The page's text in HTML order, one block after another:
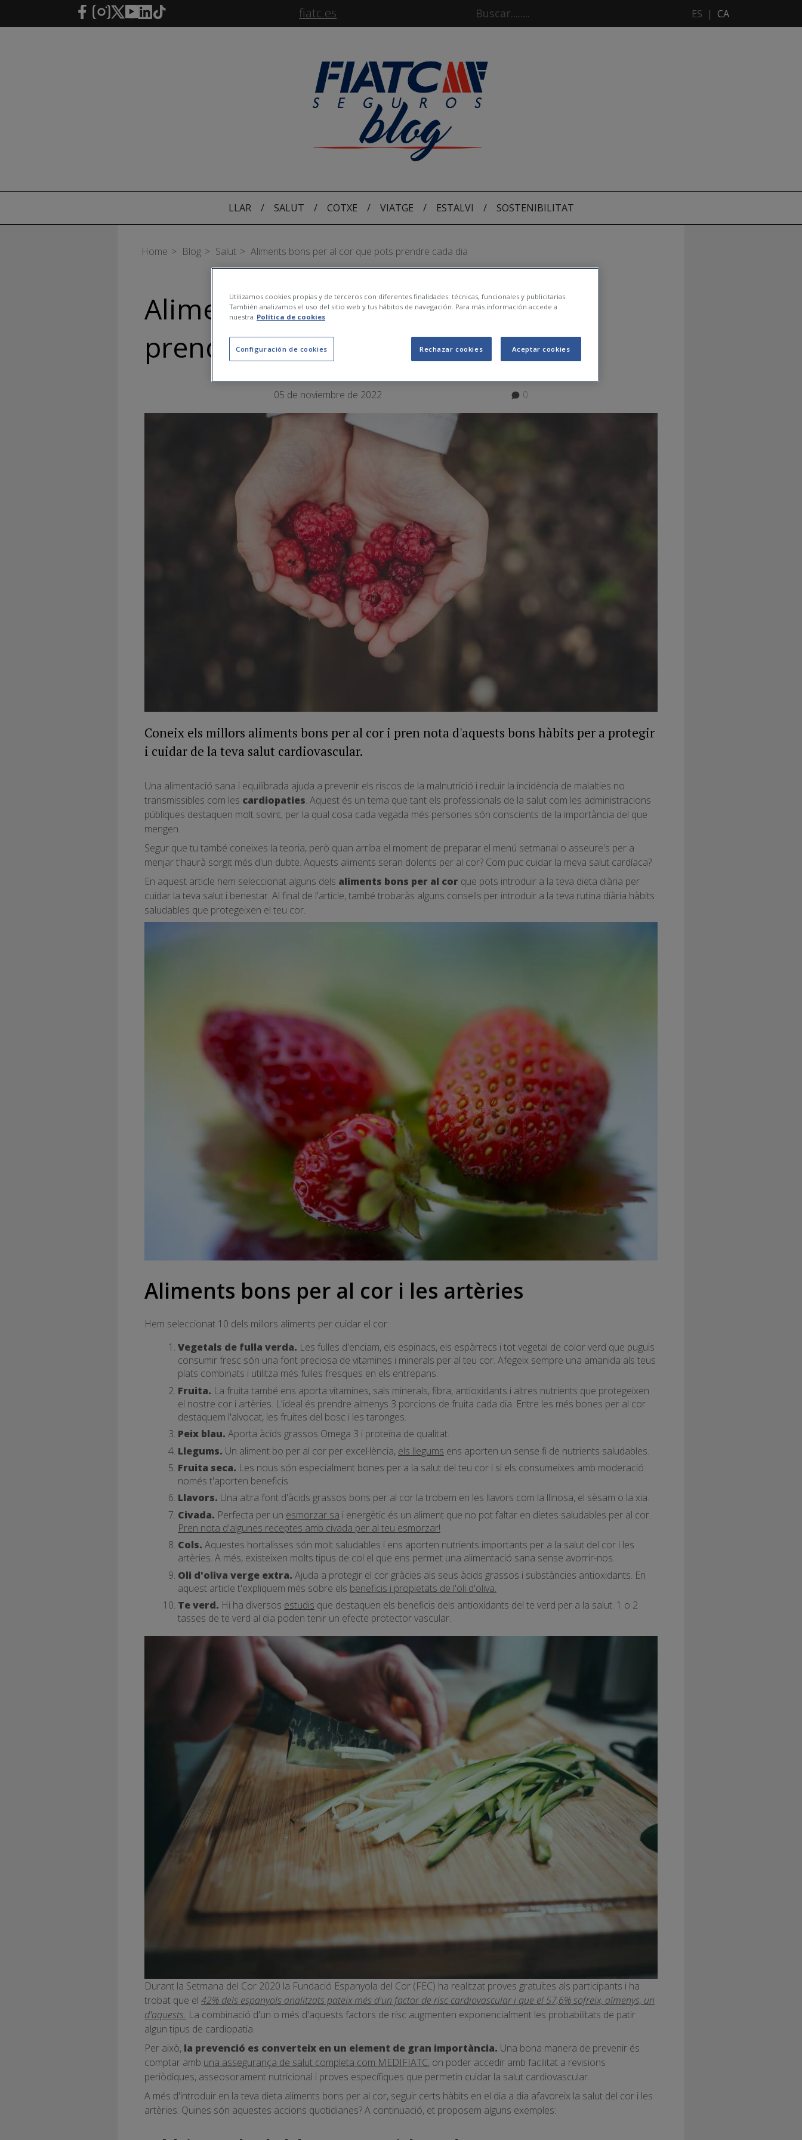
Salta al contingut principal fiatc.es ES | CA
LLAR / SALUT / COTXE / VIATGE / ESTALVI / SOSTENIBILITAT
Home Blog Salut Aliments bons per al cor que pots prendre cada dia
Aliments bons per al cor que pots
prendre cada dia
05 de noviembre de 2022 0
Coneix els millors aliments bons per al cor i pren nota d'aquests bons hàbits per a protegir
i cuidar de la teva salut cardiovascular.
Una alimentació sana i equilibrada ajuda a prevenir els riscos de la malnutrició i reduir la incidència de malalties no
transmissibles com les cardiopaties. Aquest és un tema que tant els professionals de la salut com les administracions
públiques destaquen molt sovint, per la qual cosa cada vegada més persones són conscients de la importància del que
mengen.
Segur que tu també coneixes la teoria, però quan arriba el moment de preparar el menú setmanal o asseure's per a
menjar t'haurà sorgit més d'un dubte. Aquests aliments seran dolents per al cor? Com puc cuidar la meva salut cardíaca?
En aquest article hem seleccionat alguns dels aliments bons per al cor que pots introduir a la teva dieta diària per
cuidar la teva salut i benestar. Al final de l'article, també trobaràs alguns consells per introduir a la teva rutina diària hàbits
saludables que protegeixen el teu cor.
Aliments bons per al cor i les artèries
Hem seleccionat 10 dels millors aliments per cuidar el cor:
Vegetals de fulla verda. Les fulles d'enciam, els espinacs, els espàrrecs i tot vegetal de color verd que puguis
consumir fresc són una font preciosa de vitamines i minerals per al teu cor. Afegeix sempre una amanida als teus
plats combinats i utilitza més fulles fresques en els entrepans.
Fruita. La fruita també ens aporta vitamines, sals minerals, fibra, antioxidants i altres nutrients que protegeixen
el nostre cor i artèries. L'ideal és prendre almenys 3 porcions de fruita cada dia. Entre les més bones per al cor
destaquem l'alvocat, les fruites del bosc i les taronges.
Peix blau. Aporta àcids grassos Omega 3 i proteïna de qualitat.
Llegums. Un aliment bo per al cor per excel·lència, els llegums ens aporten un sense fi de nutrients saludables.
Fruita seca. Les nous són especialment bones per a la salut del teu cor i si els consumeixes amb moderació
només t'aporten beneficis.
Llavors. Una altra font d'àcids grassos bons per al cor la trobem en les llavors com la llinosa, el sèsam o la xia.
Civada. Perfecta per un esmorzar sa i energètic és un aliment que no pot faltar en dietes saludables per al cor.
Pren nota d'algunes receptes amb civada per al teu esmorzar!
Cols. Aquestes hortalisses són molt saludables i ens aporten nutrients importants per a la salut del cor i les
artèries. A més, existeixen molts tipus de col el que ens permet una alimentació sana sense avorrir-nos.
Oli d'oliva verge extra. Ajuda a protegir el cor gràcies als seus àcids grassos i substàncies antioxidants. En
aquest article t'expliquem més sobre els beneficis i propietats de l'oli d'oliva.
Te verd. Hi ha diversos estudis que destaquen els beneficis dels antioxidants del te verd per a la salut. 1 o 2
tasses de te verd al dia poden tenir un efecte protector vascular.
Durant la Setmana del Cor 2020 la Fundació Espanyola del Cor (FEC) ha realitzat proves gratuïtes als participants i ha
trobat que el 42% dels espanyols analitzats pateix més d'un factor de risc cardiovascular i que el 57,6% sofreix, almenys, un
d'aquests. La combinació d'un o més d'aquests factors de risc augmenten exponencialment les probabilitats de patir
algun tipus de cardiopatia.
Per això, la prevenció es converteix en un element de gran importància. Una bona manera de prevenir és
comptar amb una assegurança de salut completa com MEDIFIATC, on poder accedir amb facilitat a revisions
periòdiques, asseosorament nutricional i proves específiques que permetin cuidar la salut cardiovascular.
A més d'introduir en la teva dieta aliments bons per al cor, seguir certs hàbits en el dia a dia afavoreix la salut del cor i les
artèries. Quines són aquestes accions quotidianes? A continuació, et proposem alguns exemples:
Utilizamos cookies propias y de terceros con diferentes finalidades: técnicas, funcionales y publicitarias.
También analizamos el uso del sitio web y tus hábitos de navegación. Para más información accede a
nuestra Política de cookies
Configuración de cookies Rechazar cookies Aceptar cookies